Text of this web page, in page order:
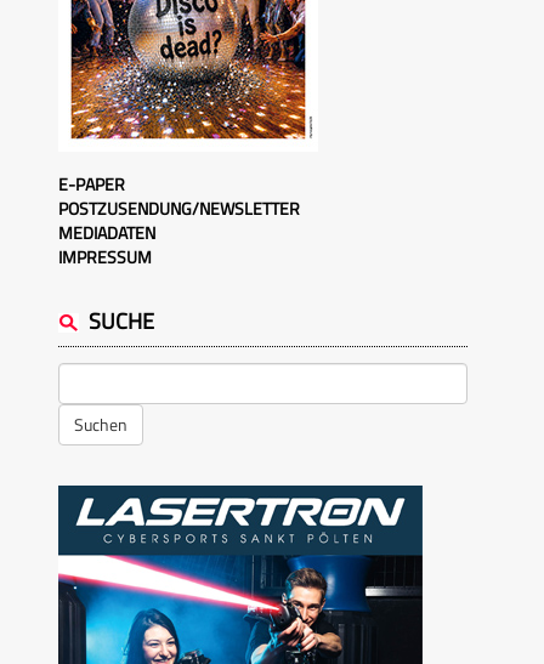
E-PAPER
POSTZUSENDUNG/NEWSLETTER
MEDIADATEN
IMPRESSUM
SUCHE
Suchen